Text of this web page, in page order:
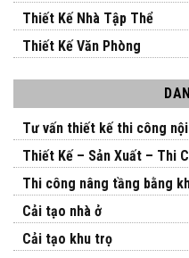
Thiết Kế Nhà Tập Thể
Thiết Kế Văn Phòng
Tư vấn thiết kế thi công
Thiết Kế – Sản Xuất – Thi
Thi công nâng tầng bằng
Cải tạo nhà ở
Cải tạo khu trọ